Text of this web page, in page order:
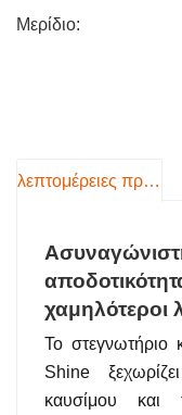
κατανάλωση
Μερίδιο:
λεπτομέρειες προιόντος
χαμηλότεροι
Το
Shine
καυσίμου και